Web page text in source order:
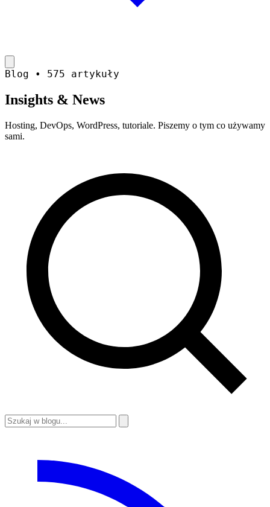
Blog • 575 artykuły
Insights & News
Hosting, DevOps, WordPress, tutoriale. Piszemy o tym co używamy
sami.